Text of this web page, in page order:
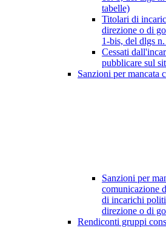
tabelle)
Titolari di
direzione o di
1-bis, del dlgs
Cessati
pubblicare sul
Sanzioni per mancata
Sanzioni per
comunicazione
di incarichi
direzione o di
Rendiconti gruppi